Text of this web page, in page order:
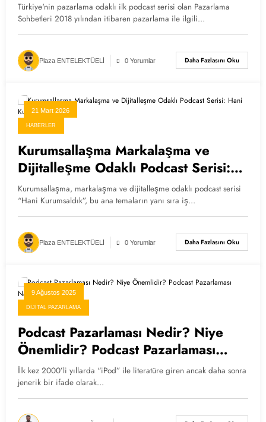
Türkiye'nin pazarlama odaklı ilk podcast serisi olan Pazarlama
Sohbetleri 2018 yılından itibaren pazarlama ile ilgili…
Plaza ENTELEKTÜELİ 0 Yorumlar Daha Fazlasını Oku
21 Mart 2026
HABERLER
Kurumsallaşma Markalaşma ve
Dijitalleşme Odaklı Podcast Serisi:
Hani Kurumsaldık
Kurumsallaşma, markalaşma ve dijitalleşme odaklı podcast serisi
“Hani Kurumsaldık”, bu ana temaların yanı sıra iş…
Plaza ENTELEKTÜELİ 0 Yorumlar Daha Fazlasını Oku
9 Ağustos 2025
DIJITAL PAZARLAMA
Podcast Pazarlaması Nedir? Niye
Önemlidir? Podcast Pazarlaması
Nasıl Yapılır?
İlk kez 2000’li yıllarda “iPod” ile literatüre giren ancak daha sonra
jenerik bir ifade olarak…